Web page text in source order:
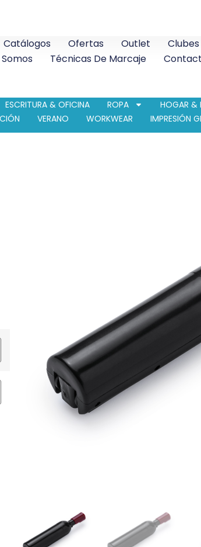
Catálogos Ofertas Outlet
Clubes
Técnicas De Marcaje
ESCRITURA & OFICINA ROPA HOGAR &
VERANO WORKWEAR IMPRESIÓN